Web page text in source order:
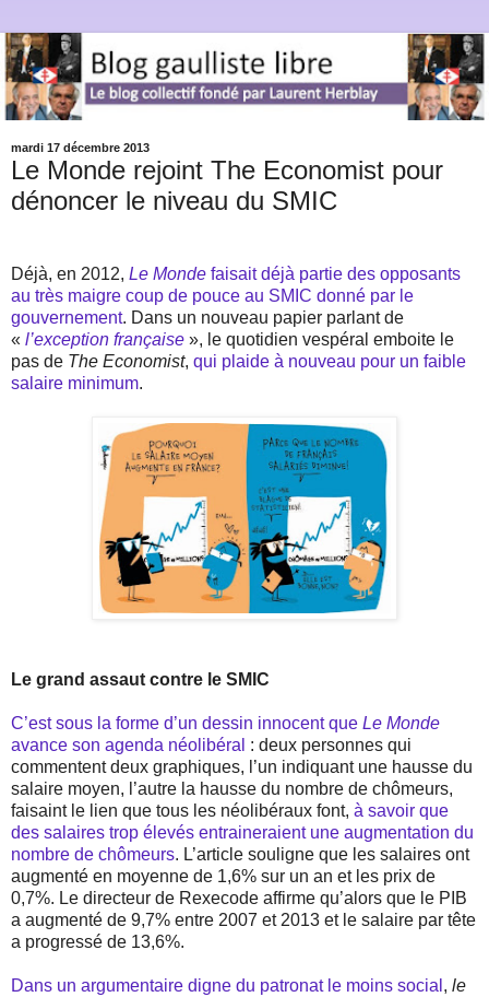
mardi 17 décembre 2013
Le Monde rejoint The Economist pour
dénoncer le niveau du SMIC
Déjà, en 2012, Le Monde faisait déjà partie des opposants
au très maigre coup de pouce au SMIC donné par le
gouvernement. Dans un nouveau papier parlant de
« l’exception française », le quotidien vespéral emboite le
pas de The Economist, qui plaide à nouveau pour un faible
salaire minimum.
Le grand assaut contre le SMIC
C’est sous la forme d’un dessin innocent que Le Monde
avance son agenda néolibéral : deux personnes qui
commentent deux graphiques, l’un indiquant une hausse du
salaire moyen, l’autre la hausse du nombre de chômeurs,
faisaint le lien que tous les néolibéraux font, à savoir que
des salaires trop élevés entraineraient une augmentation du
nombre de chômeurs. L’article souligne que les salaires ont
augmenté en moyenne de 1,6% sur un an et les prix de
0,7%. Le directeur de Rexecode affirme qu’alors que le PIB
a augmenté de 9,7% entre 2007 et 2013 et le salaire par tête
a progressé de 13,6%.
Dans un argumentaire digne du patronat le moins social , le